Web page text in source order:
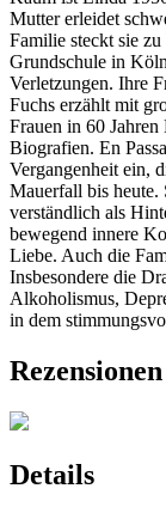
Mutter erleidet
Familie steckt sie
Grundschule in
Verletzungen. Ihre
Fuchs erzählt mit
Frauen in 60 Jahren
Biografien. En
Vergangenheit ein,
Mauerfall bis heute.
verständlich als
bewegend innere
Liebe. Auch die
Insbesondere die
Alkoholismus,
in dem
Rezensionen
Details